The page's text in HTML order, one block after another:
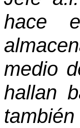
hace
medio
hallan